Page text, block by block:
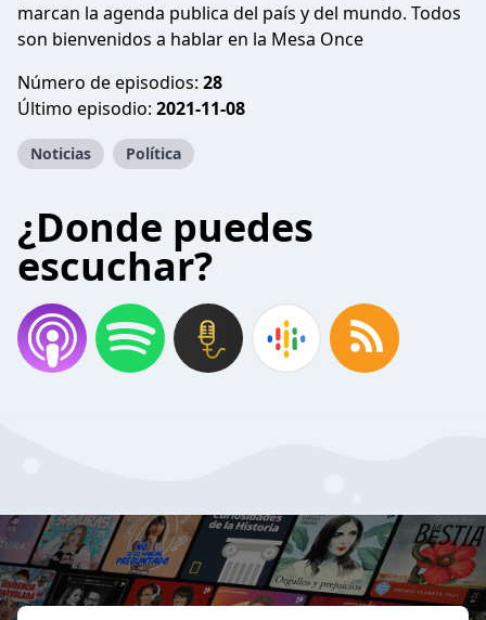
marcan la agenda publica del país y del mundo. Todos
son bienvenidos a hablar en la Mesa Once
Número de episodios: 28
Último episodio: 2021-11-08
Noticias Política
¿Donde puedes
escuchar?